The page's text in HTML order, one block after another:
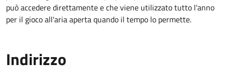
può accedere direttamente e che viene utilizzato tutto l'anno
per il gioco all'aria aperta quando il tempo lo permette.
Indirizzo